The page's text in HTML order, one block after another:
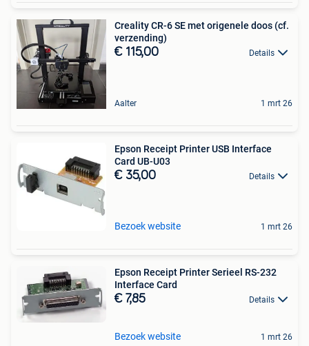
Creality CR-6 SE met origenele doos (cf.
verzending)
€ 115,00 Details
Aalter 1 mrt 26
Epson Receipt Printer USB Interface
Card UB-U03
€ 35,00 Details
Bezoek website 1 mrt 26
Epson Receipt Printer Serieel RS-232
Interface Card
€ 7,85 Details
Bezoek website 1 mrt 26